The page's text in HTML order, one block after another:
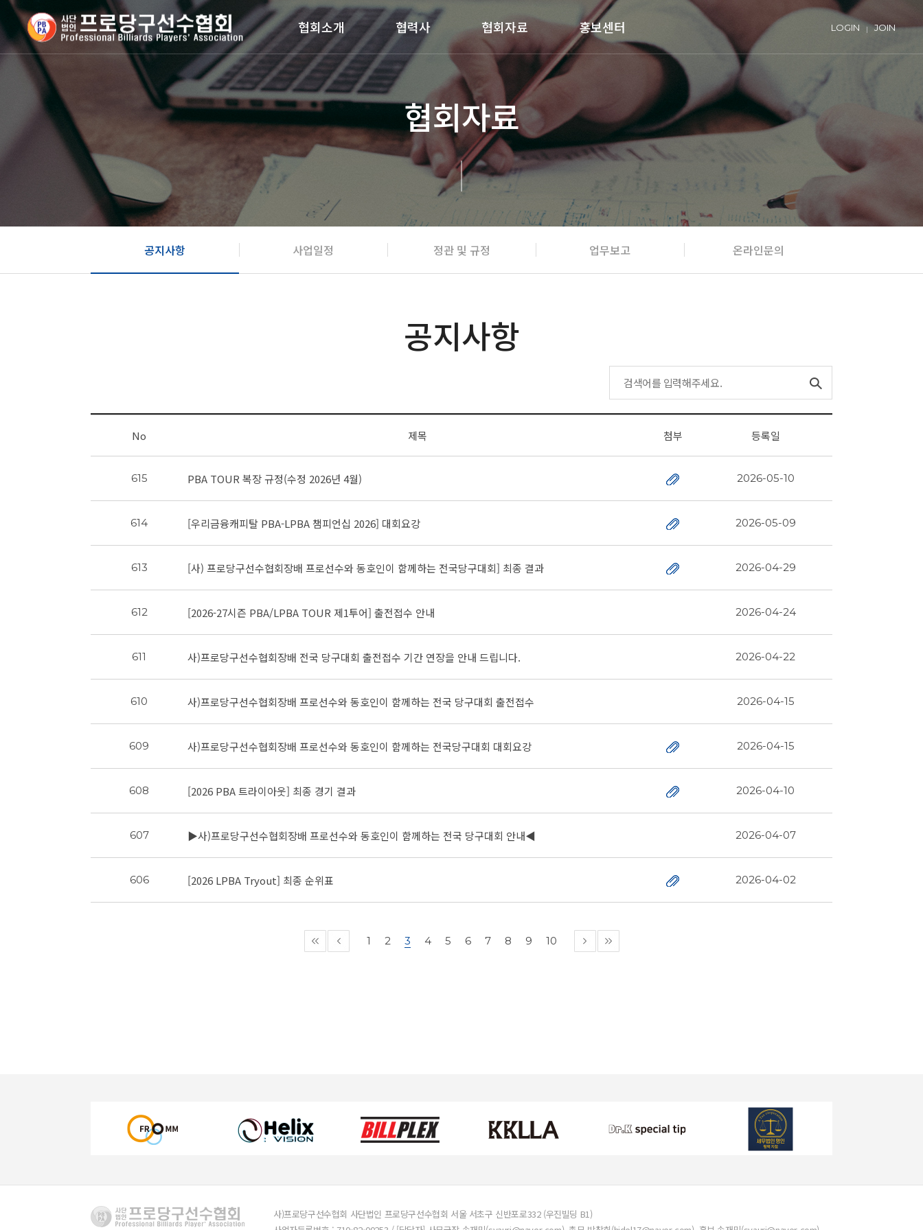
협회소개 협력사 협회자료 홍보센터 LOGIN JOIN
협회자료
공지사항 사업일정 정관 및 규정 업무보고 온라인문의
공지사항
No 제목 첨부 등록일
615 PBA TOUR 복장 규정(수정 2026년 4월) 2026-05-10
614 [우리금융캐피탈 PBA-LPBA 챔피언십 2026] 대회요강 2026-05-09
613 [사) 프로당구선수협회장배 프로선수와 동호인이 함께하는 전국당구대회] 최종 결과 2026-04-29
612 [2026-27시즌 PBA/LPBA TOUR 제1투어] 출전접수 안내 2026-04-24
611 사)프로당구선수협회장배 전국 당구대회 출전접수 기간 연장을 안내 드립니다. 2026-04-22
610 사)프로당구선수협회장배 프로선수와 동호인이 함께하는 전국 당구대회 출전접수 2026-04-15
609 사)프로당구선수협회장배 프로선수와 동호인이 함께하는 전국당구대회 대회요강 2026-04-15
608 [2026 PBA 트라이아웃] 최종 경기 결과 2026-04-10
607 ▶사)프로당구선수협회장배 프로선수와 동호인이 함께하는 전국 당구대회 안내◀ 2026-04-07
606 [2026 LPBA Tryout] 최종 순위표 2026-04-02
1 2 3 4 5 6 7 8 9 10
사)프로당구선수협회 사단법인 프로당구선수협회 서울 서초구 신반포로332 (우진빌딩 B1)